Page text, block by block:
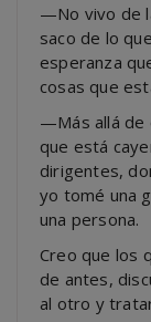
—No vivo de
saco de lo
esperanza
cosas que
—Más allá de
que está
dirigentes,
yo tomé una
una persona.
Creo que los
de antes,
al otro y